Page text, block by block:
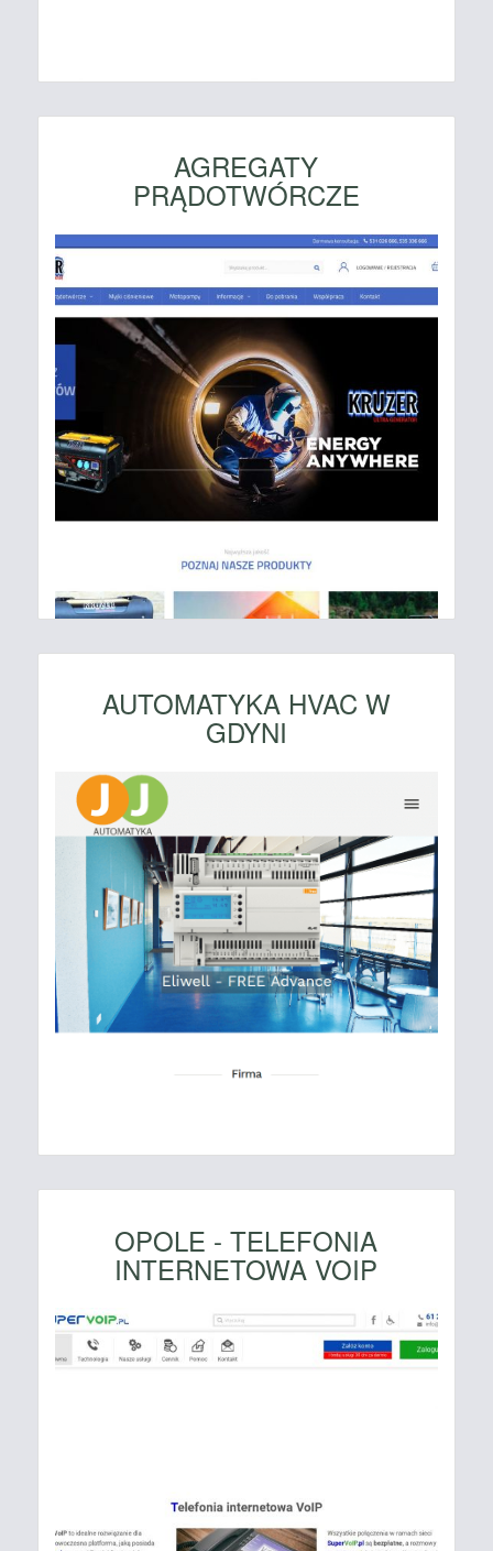
AGREGATY
PRĄDOTWÓRCZE
AUTOMATYKA HVAC W
GDYNI
OPOLE - TELEFONIA
INTERNETOWA VOIP